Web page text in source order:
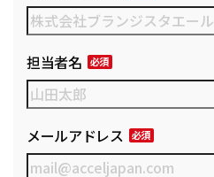
担当者名
メールアドレス